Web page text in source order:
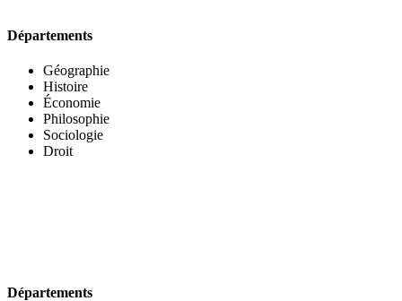
Départements
Géographie
Histoire
Économie
Philosophie
Sociologie
Droit
Départements